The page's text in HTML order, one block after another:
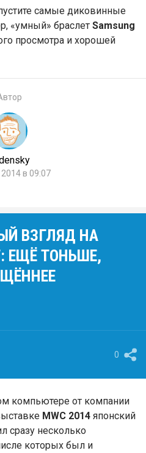
самые диковинные
«умный» браслет Samsung
просмотра и хорошей
в 09:07
ВЗГЛЯД НА
ЕЩЁ ТОНЬШЕ,
0
компьютере от компании
MWC 2014 японский
сразу несколько
которых был и